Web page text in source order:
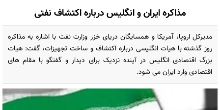
مذاکره ایران و انگلیس درباره اکتشاف نفتی
مدیرکل اروپا، آمریکا و همسایگان دریای خزر وزارت نفت با اشاره به مذاکره
روز گذشته با هیات انگلیسی درباره اکتشاف و ساخت تجهیزات، گفت: هیات
بزرگ اقتصادی انگلیس در آینده نزدیک برای دیدار و گفتگو با مقام های
اقتصادی وارد ایران می شود.